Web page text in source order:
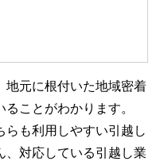
地元に根付いた地域密着
ことがわかります。
らも利用しやすい引越し
、対応している引越し業